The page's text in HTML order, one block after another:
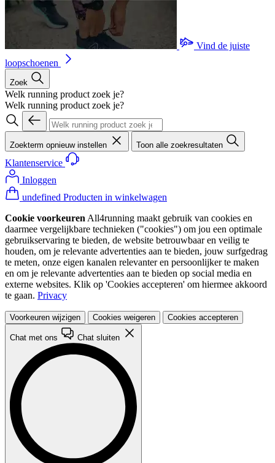
Vind de juiste
loopschoenen
Zoek
Welk running product zoek je?
Welk running product zoek je?
Zoekterm opnieuw instellen Toon alle zoekresultaten
Klantenservice
Inloggen
undefined Producten in winkelwagen
Cookie voorkeuren All4running maakt gebruik van cookies en
daarmee vergelijkbare technieken ("cookies") om jou een optimale
gebruikservaring te bieden, de website betrouwbaar en veilig te
houden, om je relevante advertenties aan te bieden, jouw surfgedrag
te meten, onze eigen kanalen relevanter en persoonlijker te maken
en om je relevante advertenties aan te bieden op social media en
externe websites. Klik op 'Cookies accepteren' om hiermee akkoord
te gaan. Privacy
Voorkeuren wijzigen Cookies weigeren Cookies accepteren
Chat met ons Chat sluiten